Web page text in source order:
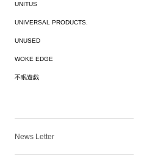
UNITUS
UNIVERSAL PRODUCTS.
UNUSED
WOKE EDGE
不眠遊戯
News Letter